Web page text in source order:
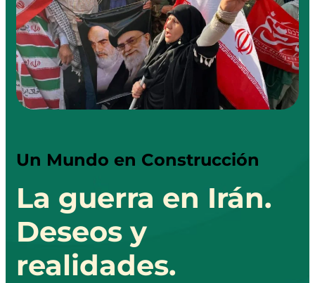
Un Mundo en Construcción
La guerra en Irán.
Deseos y
realidades.